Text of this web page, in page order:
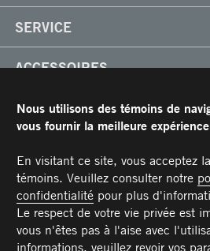
Usine
Partenaire
Carrières
Classik
X-Treme
Boîtes réfrigérées
Arctik
SERVICE
Réparation et installation
Pièces
ACCESSOIRES
Toits
Planchers
Barres d'attaches
Éclairages
Poignées
Pare-chocs
Rampes
RESSOURCES
Garantie limitée de Transit
Manuel du propriétaire et Procédures
NOUS JOINDRE
Téléphone : 514 382-0104
Sans frais :1 877 382-0104
Télécopieur :514 383-5636
Pièces :PIECES@TRANSIT.CA
Service :SERVICE@TRANSIT.CA
Ventes :VENTES@TRANSIT.CA
3600, boulevard Industriel
Laval (Québec) H7L 4R9
MEMBRE DE
Nous utilisons des témoins de
vous fournir la meilleure
En visitant ce site, vous acceptez
témoins. Veuillez consulter notre
confidentialitépour plus
Le respect de votre vie privée est
vous n'êtes pas à l'aise avec
informations, veuillez revoir vos